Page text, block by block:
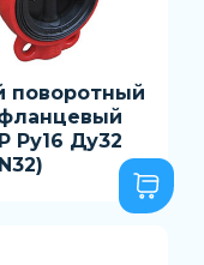
поворотный
Ру16 Ду32